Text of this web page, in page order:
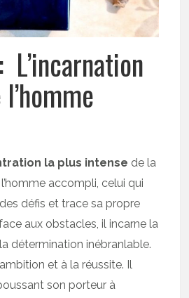
L’incarnation
la plus intense de la
accompli, celui qui
défis et trace sa propre
aux obstacles, il incarne la
détermination inébranlable.
et à la réussite. Il
son porteur à